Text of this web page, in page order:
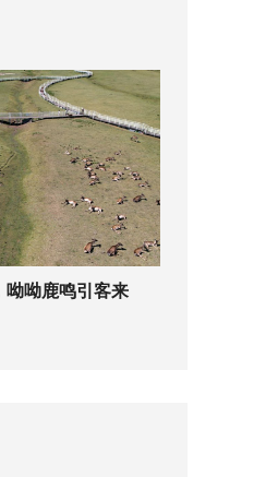
呦呦鹿鸣引客来